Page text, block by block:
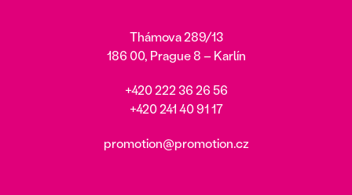
Thámova 289/13
186 00, Prague 8 – Karlín
+420 222 36 26 56
+420 241 40 91 17
promotion@promotion.cz